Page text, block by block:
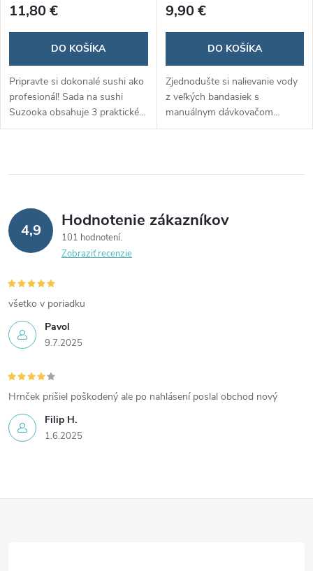
11,80 €
DO KOŠÍKA
Pripravte si dokonalé sushi ako
profesionál! Sada na sushi
Suzooka obsahuje 3 praktické
nástroje na jednoduchú
chutné a originálne kombinácie.
domáce sushi!
9,90 €
DO KOŠÍKA
Zjednodušte si nalievanie vody
z veľkých bandasiek s
manuálnym dávkovačom
Watler InnovaGoods! Tento
ťažkých nádob a minimalizuje
4,9 Hodnotenie zákazníkov
101 hodnotení
Zobraziť recenzie
Pavol
9.7.2025
všetko v poriadku
Filip H.
1.6.2025
Hrnček prišiel poškodený ale po nahlásení poslal obchod nový